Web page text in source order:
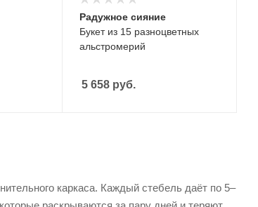
Букет из 15 разноцветных
альстромерий
Радужное сияние
5 658руб.
каркаса. Каждый стебель даёт по 5–